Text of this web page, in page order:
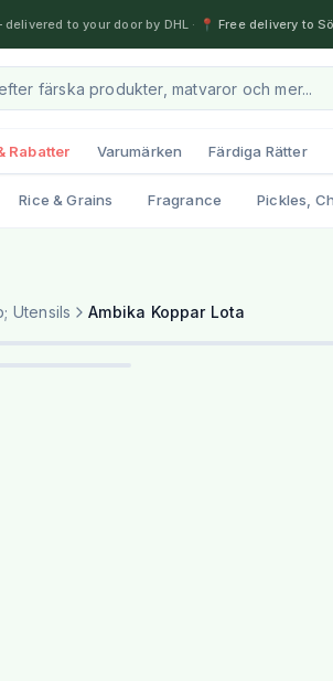
to your door by DHL · 📍 Free delivery to
Rabatter Varumärken Färdiga Rätter
Rice & Grains Fragrance Pickles,
Utensils Ambika Koppar Lota
1/2